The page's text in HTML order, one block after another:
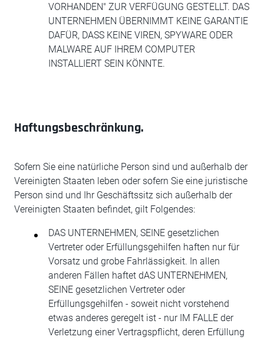
VORHANDEN" ZUR VERFÜGUNG GESTELLT. DAS
UNTERNEHMEN ÜBERNIMMT KEINE GARANTIE
DAFÜR, DASS KEINE VIREN, SPYWARE ODER
MALWARE AUF IHREM COMPUTER
INSTALLIERT SEIN KÖNNTE.
Haftungsbeschränkung.
Sofern Sie eine natürliche Person sind und außerhalb der
Vereinigten Staaten leben oder sofern Sie eine juristische
Person sind und Ihr Geschäftssitz sich außerhalb der
Vereinigten Staaten befindet, gilt Folgendes:
DAS UNTERNEHMEN, SEINE gesetzlichen
Vertreter oder Erfüllungsgehilfen haften nur für
Vorsatz und grobe Fahrlässigkeit. In allen
anderen Fällen haftet dAS UNTERNEHMEN,
SEINE gesetzlichen Vertreter oder
Erfüllungsgehilfen - soweit nicht vorstehend
etwas anderes geregelt ist - nur IM FALLE der
Verletzung einer Vertragspflicht, deren Erfüllung